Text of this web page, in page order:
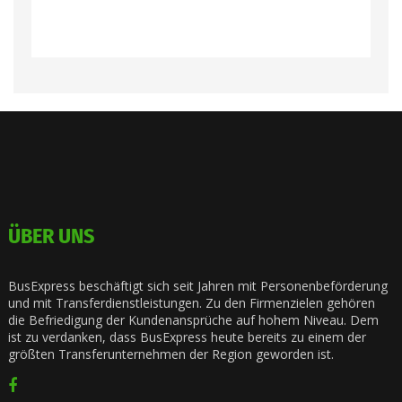
ÜBER UNS
BusExpress beschäftigt sich seit Jahren mit Personenbeförderung
und mit Transferdienstleistungen. Zu den Firmenzielen gehören
die Befriedigung der Kundenansprüche auf hohem Niveau. Dem
ist zu verdanken, dass BusExpress heute bereits zu einem der
größten Transferunternehmen der Region geworden ist.